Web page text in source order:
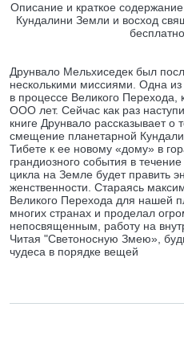
Описание и краткое
Кундалини Земли и восход
Друнвало Мельхиседек был
несколькими миссиями. Одна
в процессе Великого Перехода,
ООО лет. Сейчас как раз
книге Друнвало рассказывает о
смещение планетарной
Тибете к ее новому «дому» в
грандиозного события в
цикла на Земле будет править
женственности. Стараясь
Великого Перехода для нашей
многих странах и проделал
непосвященным, работу на
Читая "Светоносную Змею»,
чудеса в порядке вещей